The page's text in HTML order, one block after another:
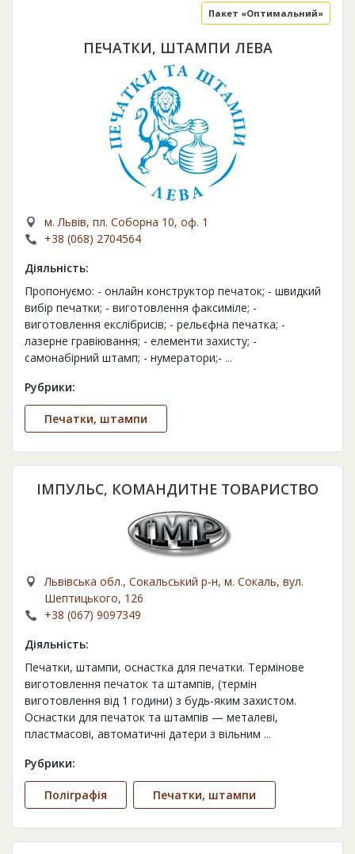
ПЕЧАТКИ, ШТАМПИ ЛЕВА
Пакет «Оптимальний»
м. Львів, пл. Соборна 10, оф. 1
+38 (068) 2704564
Діяльність:
Пропонуємо: - онлайн конструктор печаток; - швидкий
вибір печатки; - виготовлення факсиміле; -
виготовлення екслібрисів; - рельєфна печатка; -
лазерне гравіювання; - елементи захисту; -
самонабiрний штамп; - нумератори;- ...
Рубрики:
Печатки, штампи
ІМПУЛЬС, КОМАНДИТНЕ ТОВАРИСТВО
Львівська обл., Сокальський р-н, м. Сокаль, вул.
Шептицького, 126
+38 (067) 9097349
Діяльність:
Печатки, штампи, оснастка для печатки. Термінове
виготовлення печаток та штампів, (термін
виготовлення від 1 години) з будь-яким захистом.
Оснастки для печаток та штампів — металеві,
пластмасові, автоматичні датери з вільним ...
Рубрики:
Поліграфія Печатки, штампи